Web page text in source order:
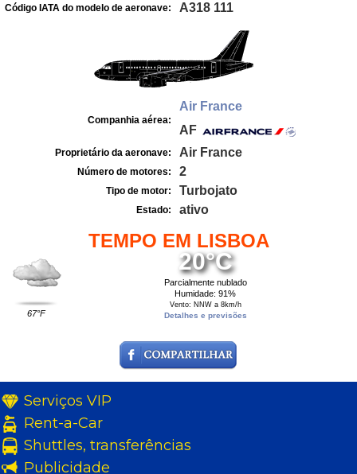
Código IATA do modelo de aeronave: A318 111
Companhia aérea:
Air France
AF
Proprietário da aeronave: Air France
Número de motores: 2
Tipo de motor: Turbojato
Estado: ativo
TEMPO EM LISBOA
67°F
20°C
Parcialmente nublado
Humidade: 91%
Vento: NNW a 8km/h
Detalhes e previsões
Serviços VIP
Rent-a-Car
Shuttles, transferências
Publicidade